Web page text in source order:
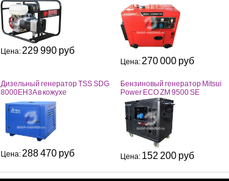
Цена: 229 990 руб
Цена: 270 000 руб
Дизельный генератор TSS SDG
8000EH3A в кожухе
Цена: 288 470 руб
Бензиновый генератор Mitsui
Power ECO ZM 9500 SE
Цена: 152 200 руб